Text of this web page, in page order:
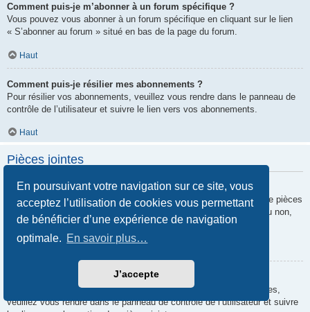
En poursuivant votre navigation sur ce site, vous
acceptez l’utilisation de cookies vous permettant
de bénéficier d’une expérience de navigation
optimale. En savoir plus…
J’accepte
Comment puis-je m’abonner à un forum spécifique ?
Vous pouvez vous abonner à un forum spécifique en cliquant sur le lien
« S’abonner au forum » situé en bas de la page du forum.
Haut
Comment puis-je résilier mes abonnements ?
Pour résilier vos abonnements, veuillez vous rendre dans le panneau de
contrôle de l’utilisateur et suivre le lien vers vos abonnements.
Haut
Pièces jointes
Quelles pièces jointes sont autorisées sur ce forum ?
Chaque administrateur peut autoriser ou interdire certains types de pièces
jointes. Si vous n’êtes pas certain de savoir ce qui est autorisé ou non,
nous vous invitons à contacter un administrateur du forum.
Comment puis-je retrouver toutes mes pièces jointes ?
Pour retrouver la liste des pièces jointes que vous avez transférées,
veuillez vous rendre dans le panneau de contrôle de l’utilisateur et suivre